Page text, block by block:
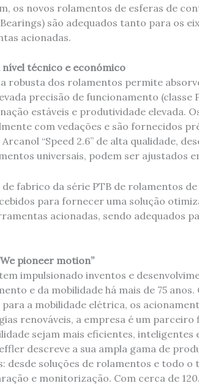
os novos rolamentos de esferas de
são adequados tanto para os
acionadas.
nível técnico e económico
robusta dos rolamentos permite
precisão de funcionamento (classe
estáveis e produtividade elevada.
com vedações e são fornecidos
“Speed 2.6” de alta qualidade,
universais, podem ser ajustados
fabrico da série PTB de rolamentos
para fornecer uma solução
acionadas, sendo adequados
pioneer motion”
impulsionado inventos e
e da mobilidade há mais de 75
a mobilidade elétrica, os
renováveis, a empresa é um
sejam mais eficientes,
descreve a sua ampla gama de
desde soluções de rolamentos e todo o
e monitorização. Com cerca de